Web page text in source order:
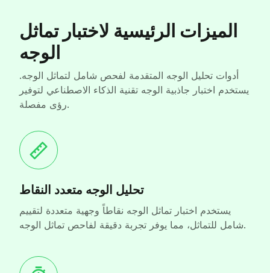
الميزات الرئيسية لاختبار تماثل
الوجه
أدوات تحليل الوجه المتقدمة لفحص شامل لتماثل الوجه.
يستخدم اختبار جاذبية الوجه تقنية الذكاء الاصطناعي لتوفير
رؤى مفصلة.
تحليل الوجه متعدد النقاط
يستخدم اختبار تماثل الوجه نقاطاً وجهية متعددة لتقييم
شامل للتماثل، مما يوفر تجربة دقيقة لفاحص تماثل الوجه.